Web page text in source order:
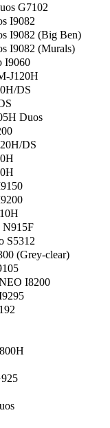
G7102
I9082
I9082 (Big Ben)
I9082 (Murals)
I9060
J120H
DS
Duos
DS
N915F
S5312
(Grey-clear)
I8200